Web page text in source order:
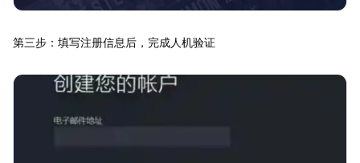
第三步：填写注册信息后，完成人机验证